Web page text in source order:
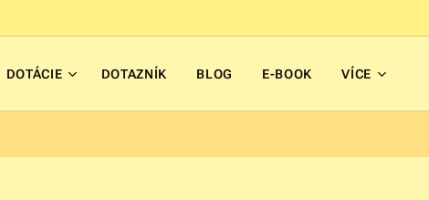
DOTÁCIE DOTAZNÍK BLOG E-BOOK VÍCE